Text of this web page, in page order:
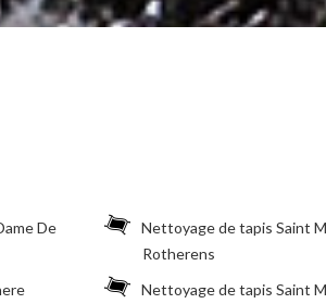
De
Nettoyage de tapis Saint
Rotherens
Nettoyage de tapis Saint